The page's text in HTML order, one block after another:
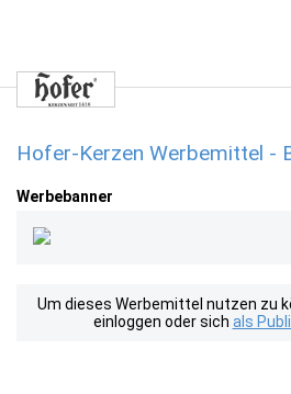
Hofer-Kerzen Werbemittel -
Werbebanner
Um dieses Werbemittel nutzen zu
einloggen oder sich als